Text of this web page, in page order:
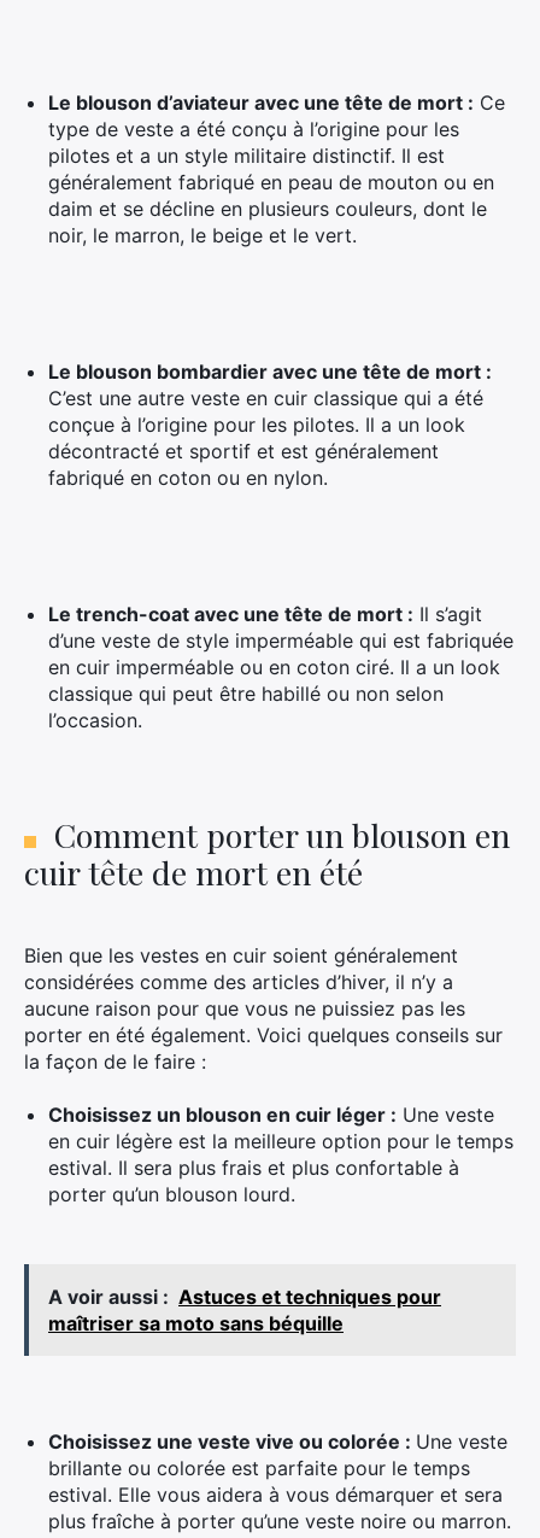
Le blouson d’aviateur avec une tête de mort : Ce
type de veste a été conçu à l’origine pour les
pilotes et a un style militaire distinctif. Il est
généralement fabriqué en peau de mouton ou en
daim et se décline en plusieurs couleurs, dont le
noir, le marron, le beige et le vert.
Le blouson bombardier avec une tête de mort :
C’est une autre veste en cuir classique qui a été
conçue à l’origine pour les pilotes. Il a un look
décontracté et sportif et est généralement
fabriqué en coton ou en nylon.
Le trench-coat avec une tête de mort : Il s’agit
d’une veste de style imperméable qui est fabriquée
en cuir imperméable ou en coton ciré. Il a un look
classique qui peut être habillé ou non selon
l’occasion.
Comment porter un blouson en
cuir tête de mort en été
Bien que les vestes en cuir soient généralement
considérées comme des articles d’hiver, il n’y a
aucune raison pour que vous ne puissiez pas les
porter en été également. Voici quelques conseils sur
la façon de le faire :
Choisissez un blouson en cuir léger : Une veste
en cuir légère est la meilleure option pour le temps
estival. Il sera plus frais et plus confortable à
porter qu’un blouson lourd.
A voir aussi : Astuces et techniques pour
maîtriser sa moto sans béquille
Choisissez une veste vive ou colorée : Une veste
brillante ou colorée est parfaite pour le temps
estival. Elle vous aidera à vous démarquer et sera
plus fraîche à porter qu’une veste noire ou marron.
×